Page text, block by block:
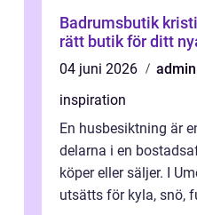
Badrumsbutik kristianstad
rätt butik för ditt
04 juni 2026
admin
inspiration
En husbesiktning är
delarna i en
köper eller säljer. I
utsätts för kyla, snö,